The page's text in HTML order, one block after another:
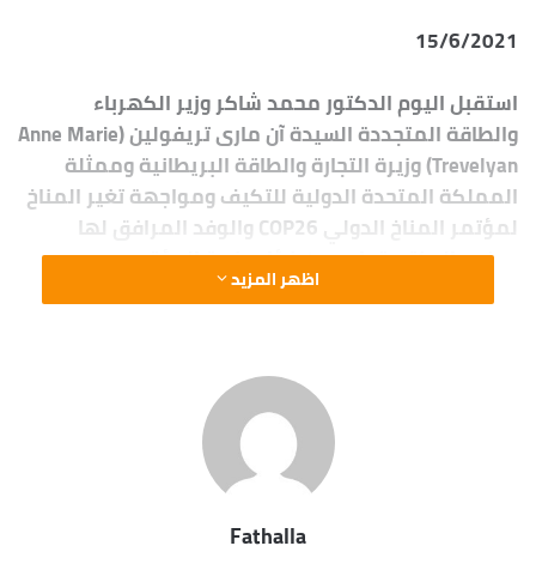
15/6/2021
استقبل اليوم الدكتور محمد شاكر وزير الكهرباء
والطاقة المتجددة السيدة آن مارى تريفولين (Anne Marie
Trevelyan) وزيرة التجارة والطاقة البريطانية وممثلة
المملكة المتحدة الدولية للتكيف ومواجهة تغير المناخ
لمؤتمر المناخ الدولي COP26 والوفد المرافق لها
بحضور الدكتورة ياسمين فؤاد وزيرة البيئة
نوفمبر القادم، نظراً لمسئوليتها عن الجزء الخاص
بالتكيف والسبل الممكنة لبريطانيا لدعم مصر في زيادة
وبحث سبل دعم وتعزيز التعاون بين قطاع الكهرباء
اظهر المزيد
Fathalla